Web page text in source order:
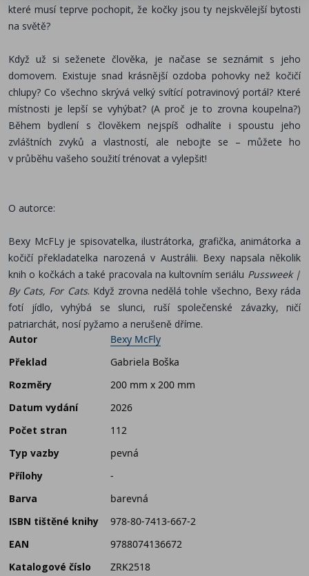
které musí teprve pochopit, že kočky jsou ty nejskvělejší bytosti
na světě?
Když už si seženete člověka, je načase se seznámit s jeho
domovem. Existuje snad krásnější ozdoba pohovky než kočičí
chlupy? Co všechno skrývá velký svítící potravinový portál? Které
místnosti je lepší se vyhýbat? (A proč je to zrovna koupelna?)
Během bydlení s člověkem nejspíš odhalíte i spoustu jeho
zvláštních zvyků a vlastností, ale nebojte se – můžete ho
v průběhu vašeho soužití trénovat a vylepšit!
O autorce:
Bexy McFLy je spisovatelka, ilustrátorka, grafička, animátorka a
kočičí překladatelka narozená v Austrálii. Bexy napsala několik
knih o kočkách a také pracovala na kultovním seriálu Pussweek |
By Cats, For Cats. Když zrovna nedělá tohle všechno, Bexy ráda
fotí jídlo, vyhýbá se slunci, ruší společenské závazky, ničí
patriarchát, nosí pyžamo a nerušeně dříme.
Autor
Bexy McFly
Překlad
Gabriela Boška
Rozměry
200 mm x 200 mm
Datum vydání
2026
Počet stran
112
Typ vazby
pevná
Přílohy
-
Barva
barevná
ISBN tištěné knihy
978-80-7413-667-2
EAN
9788074136672
Katalogové číslo
ZRK2518